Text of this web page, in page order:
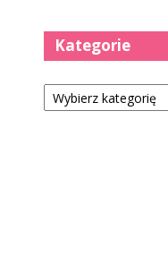
Kategorie
Kategorie